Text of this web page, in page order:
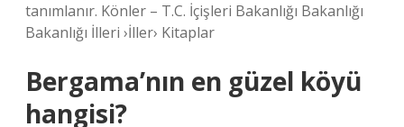
tanımlanır. Könler – T.C. İçişleri Bakanlığı Bakanlığı
Bakanlığı İlleri ›İller› Kitaplar
Bergama’nın en güzel köyü
hangisi?